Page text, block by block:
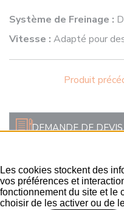
Système de Freinage :
Vitesse : Adapté pour
Produit
DEMANDE DE
Les cookies stockent des
vos préférences et
fonctionnement du site et le
choisir de les activer ou de